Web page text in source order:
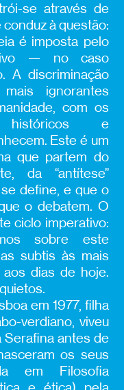
se através de
à questão:
é imposta pelo
— no caso
A discriminação
ignorantes
com os
históricos e
Este é um
que partem do
da “antítese”
define, e que o
o debatem. O
ciclo imperativo:
sobre este
subtis às mais
dias de hoje.
em 1977, filha
verdiano, viveu
Serafina antes de
os seus
em Filosofia